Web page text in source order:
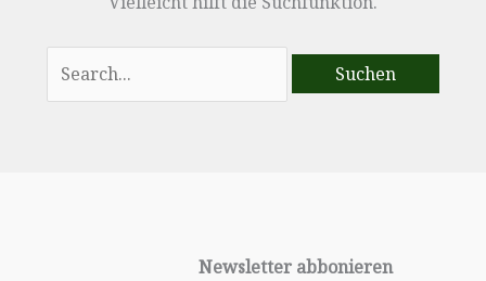
nach:
Newsletter abbonieren